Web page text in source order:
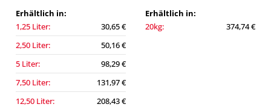
Erhältlich in:
1,25 Liter:
30,65 €
2,50 Liter:
50,16 €
5 Liter:
98,29 €
7,50 Liter:
131,97 €
12,50 Liter:
208,43 €
Erhältlich in:
20kg:
374,74 €